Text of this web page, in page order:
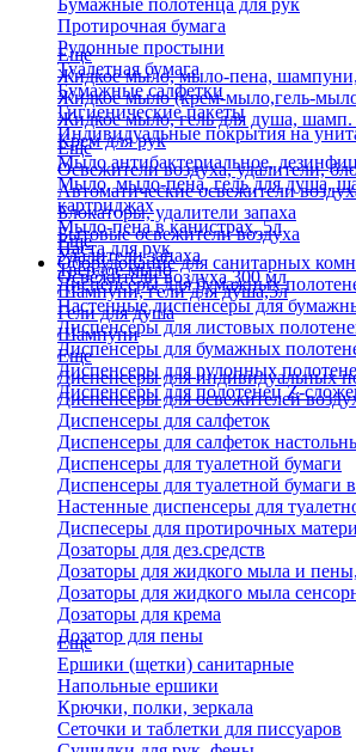
Бумажные полотенца для рук
Протирочная бумага
Рулонные простыни
Туалетная бумага
Бумажные салфетки
Гигиенические пакеты
Индивидуальные покрытия на
Еще
Жидкое мыло, мыло-пена,
Жидкое мыло (крем-мыло,гель-
Жидкое мыло, гель для душа, шамп.
Крем для рук
Мыло антибактериальное,
Мыло, мыло-пена, гель для душа,
картриджах
Мыло-пена в канистрах, 5л
Паста для рук
Твердое мыло
Шампуни, гели для душа,5л
Гели для душа
Шампуни
Еще
Освежители воздуха, удалители,
Автоматические освежители
Блокаторы, удалители запаха
Бытовые освежители воздуха
Удалители запаха
Освежители воздуха 300 мл
Еще
Оборудование для санитарных
Диспенсеры для бумажных
Настенные диспенсеры для
Диспенсеры для листовых
Диспенсеры для бумажных
Диспенсеры для рулонных
Диспенсеры для полотенец Z-
Еще
Диспенсеры для индивидуальных
Диспенсеры для освежителей
Диспенсеры для салфеток
Диспенсеры для салфеток
Диспенсеры для туалетной бумаги
Диспенсеры для туалетной бумаги
Настенные диспенсеры для
Диспесеры для протирочных
Дозаторы для дез.средств
Дозаторы для жидкого мыла и
Дозаторы для жидкого мыла
Дозаторы для крема
Дозатор для пены
Еще
Ершики (щетки) санитарные
Напольные ершики
Крючки, полки, зеркала
Сеточки и таблетки для писсуаров